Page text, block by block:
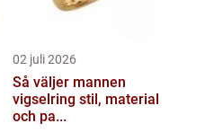
02 juli 2026
Så väljer mannen
vigselring stil, material
och pa...